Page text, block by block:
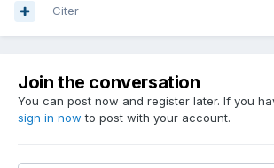
Citer
Join the conversation
You can post now and register later. If you
sign in now to post with your account.